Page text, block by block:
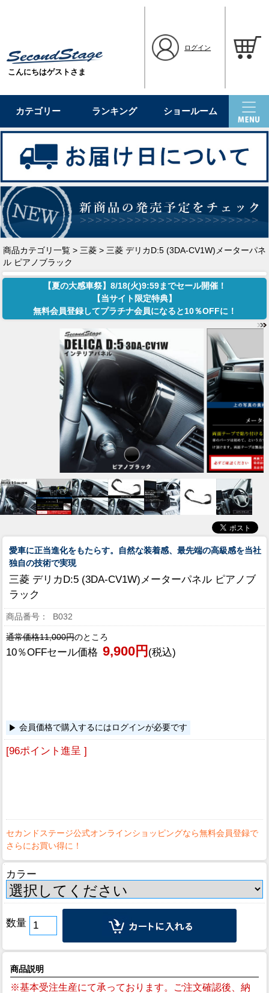
こんにちはゲストさま
ログイン
カテゴリー ランキング ショールーム
商品カテゴリ一覧 > 三菱 > 三菱 デリカD:5 (3DA-CV1W)メーターパネ
ル ピアノブラック
【夏の大感車祭】8/18(火)9:59までセール開催！
【当サイト限定特典】
無料会員登録してプラチナ会員になると10％OFFに！
愛車に正当進化をもたらす。自然な装着感、最先端の高級感を当社
独自の技術で実現
三菱 デリカD:5 (3DA-CV1W)メーターパネル ピアノブ
ラック
B032
通常価格11,000円のところ
10％OFFセール価格 9,900円 (税込)
会員価格で購入するにはログインが必要です
[96ポイント進呈 ]
カラー
数量
商品説明
※基本受注生産にて承っております。ご注文確認後、納